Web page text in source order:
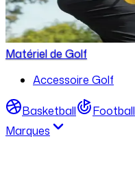
Matériel de Golf
Accessoire Golf
Basketball Football
Marques